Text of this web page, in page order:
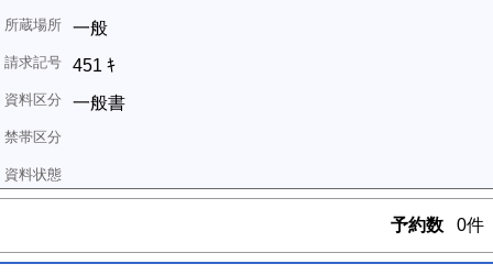
一般
451 ｷ
一般書
予約数 0件